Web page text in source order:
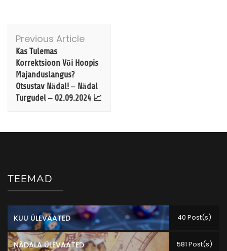
Post
Navigation
Previous Article
Kas Tulemas
Korrektsioon Või Hoopis
Majanduslangus?
Otsustav Nädal! – Nädal
Turgudel – 02.09.2024 📈
TEEMAD
KUU ÜLEVAATED 40 Post(s)
NÄDALA ÜLEVAATED 581 Post(s)